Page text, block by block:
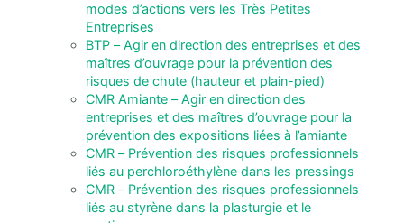
modes d’actions vers les Très Petites
Entreprises
BTP – Agir en direction des entreprises et des
maîtres d’ouvrage pour la prévention des
risques de chute (hauteur et plain-pied)
CMR Amiante – Agir en direction des
entreprises et des maîtres d’ouvrage pour la
prévention des expositions liées à l’amiante
CMR – Prévention des risques professionnels
liés au perchloroéthylène dans les pressings
CMR – Prévention des risques professionnels
liés au styrène dans la plasturgie et le